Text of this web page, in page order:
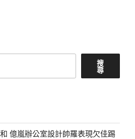
搜
尋
億嵐辦公室設計帥羅表現欠佳踢